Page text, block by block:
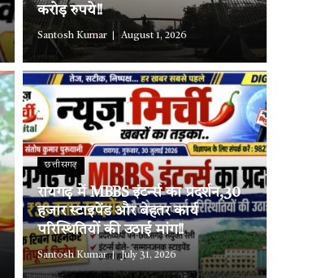
करोड़ रुपये!!
Santosh Kumar August 1, 2026
छत्तीसगढ़
रायगढ़ में MBBS इंटर्न्स का प्रदर्शन,30
हजार स्टाइपेंड और बेहतर कार्य
परिस्थितियों की उठाई मांग!!
Santosh Kumar July 31, 2026